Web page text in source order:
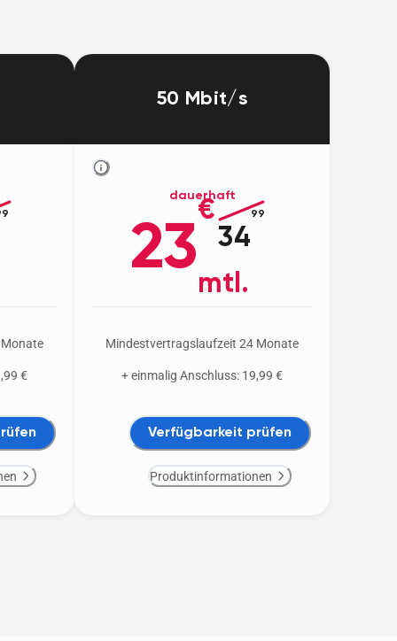
€
50 Mbit/s
dauerhaft
23
€
34
99
mtl.
Mindestvertragslaufzeit 24 Monate
+ einmalig Anschluss: 19,99 €
Verfügbarkeit prüfen
Produktinformationen